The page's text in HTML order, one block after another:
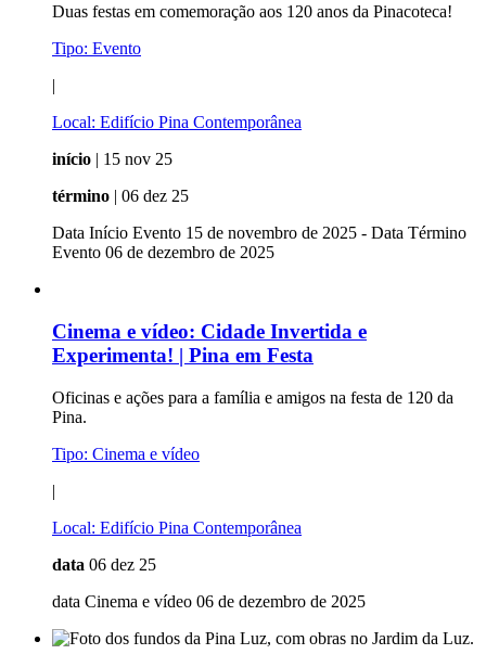
Duas festas em comemoração aos 120 anos da Pinacoteca!
Tipo: Evento
Local: Edifício Pina Contemporânea
início | 15 nov 25
término | 06 dez 25
Data Início Evento 15 de novembro de 2025 - Data Término
Evento 06 de dezembro de 2025
Cinema e vídeo: Cidade Invertida e
Experimenta! | Pina em Festa
Oficinas e ações para a família e amigos na festa de 120 da
Pina.
Tipo: Cinema e vídeo
|
Local: Edifício Pina Contemporânea
data 06 dez 25
data Cinema e vídeo 06 de dezembro de 2025